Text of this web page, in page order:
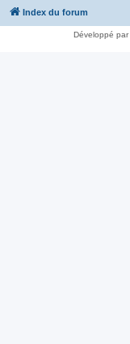
Index du forum
Développé par